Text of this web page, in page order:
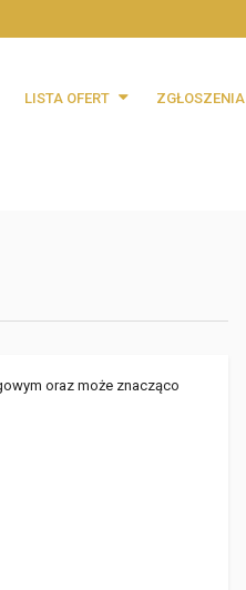
LISTA OFERT
Obiekty
ZGŁOSZENIA
oraz może znacząco